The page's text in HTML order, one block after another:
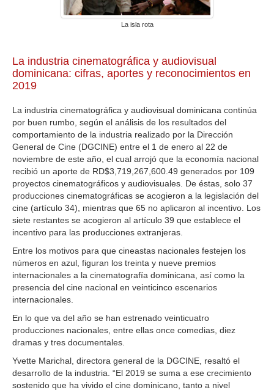
GALERIA
La isla rota
La industria cinematográfica y audiovisual
dominicana: cifras, aportes y reconocimientos en
2019
La industria cinematográfica y audiovisual dominicana continúa
por buen rumbo, según el análisis de los resultados del
comportamiento de la industria realizado por la Dirección
General de Cine (DGCINE) entre el 1 de enero al 22 de
noviembre de este año, el cual arrojó que la economía nacional
recibió un aporte de RD$3,719,267,600.49 generados por 109
proyectos cinematográficos y audiovisuales. De éstas, solo 37
producciones cinematográficas se acogieron a la legislación del
cine (artículo 34), mientras que 65 no aplicaron al incentivo. Los
siete restantes se acogieron al artículo 39 que establece el
incentivo para las producciones extranjeras.
Entre los motivos para que cineastas nacionales festejen los
números en azul, figuran los treinta y nueve premios
internacionales a la cinematografía dominicana, así como la
presencia del cine nacional en veinticinco escenarios
internacionales.
En lo que va del año se han estrenado veinticuatro
producciones nacionales, entre ellas once comedias, diez
dramas y tres documentales.
Yvette Marichal, directora general de la DGCINE, resaltó el
desarrollo de la industria. “El 2019 se suma a ese crecimiento
sostenido que ha vivido el cine dominicano, tanto a nivel